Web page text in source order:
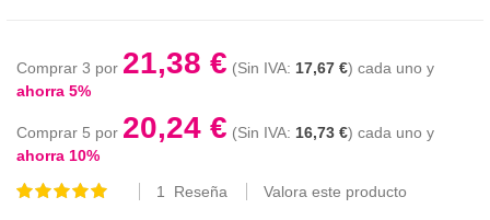
Comprar 3 por 21,38 € 17,67 € cada uno y
ahorra 5%
Comprar 5 por 20,24 € 16,73 € cada uno y
ahorra 10%
Valoración:
1 Reseña Valora este producto